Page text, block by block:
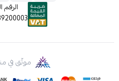
الرقم
موثّق في